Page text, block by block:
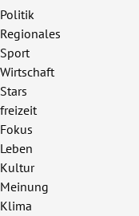
Politik
Regionales
Sport
Wirtschaft
Stars
freizeit
Fokus
Leben
Kultur
Meinung
Klima